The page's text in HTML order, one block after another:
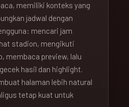
memiliki konteks yang
jadwal dengan
mencari jam
stadion, mengikuti
membaca preview, lalu
hasil dan highlight.
halaman lebih natural
tetap kuat untuk